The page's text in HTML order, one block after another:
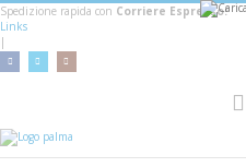
Spedizione rapida con Corriere Espresso!
Links
|